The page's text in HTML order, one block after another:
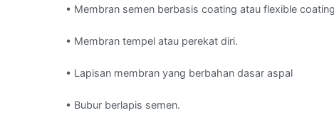
• Membran semen berbasis coating atau flexible
• Membran tempel atau perekat diri.
• Lapisan membran yang berbahan dasar aspal
• Bubur berlapis semen.